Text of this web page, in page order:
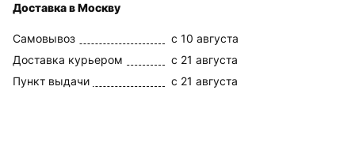
Доставка в Москву
Самовывоз
c 10 августа
Доставка курьером
c 21 августа
Пункт выдачи
c 21 августа